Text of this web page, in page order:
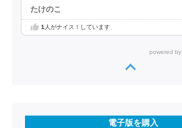
たけのこ
1 人がナイス！しています
powered by
電子版を購入